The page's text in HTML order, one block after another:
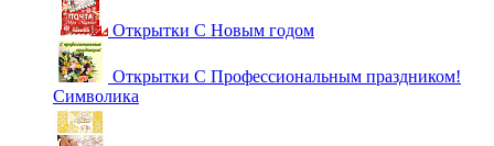
Открытки С Новым годом
Открытки С Профессиональным праздником!
Символика